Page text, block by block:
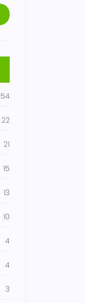
54
22
21
15
13
10
4
4
3